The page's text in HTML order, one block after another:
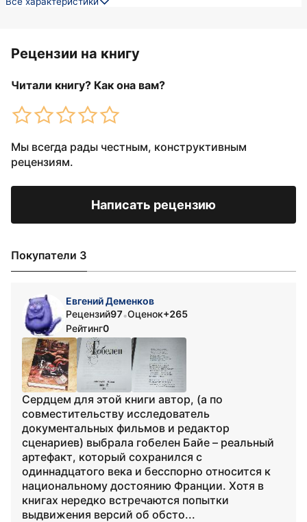
Рецензии на книгу
Читали книгу? Как она вам?
Мы всегда рады честным, конструктивным
рецензиям.
Написать рецензию
Покупатели 3
Евгений Деменков
Рецензий97•Оценок+265
Рейтинг0
Сердцем для этой книги автор, (а по
совместительству исследователь
документальных фильмов и редактор
сценариев) выбрала гобелен Байе – реальный
артефакт, который сохранился с
одиннадцатого века и бесспорно относится к
национальному достоянию Франции. Хотя в
книгах нередко встречаются попытки
выдвижения версий об обсто...